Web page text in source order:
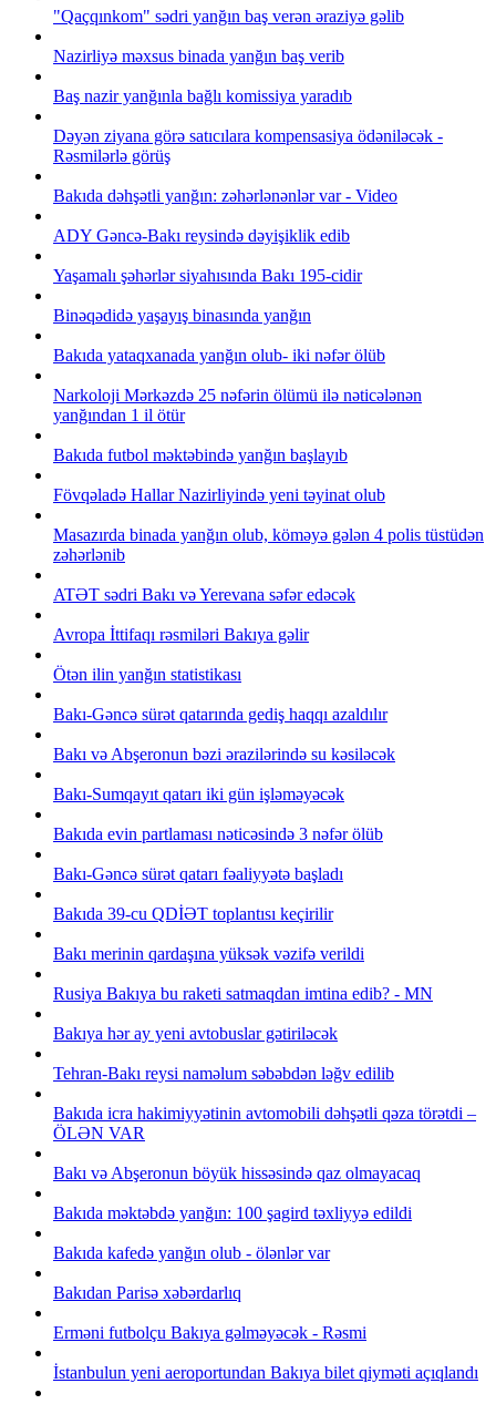
"Qaçqınkom" sədri yanğın baş verən əraziyə gəlib
Nazirliyə məxsus binada yanğın baş verib
Baş nazir yanğınla bağlı komissiya yaradıb
Dəyən ziyana görə satıcılara kompensasiya ödəniləcək -
Rəsmilərlə görüş
Bakıda dəhşətli yanğın: zəhərlənənlər var - Video
ADY Gəncə-Bakı reysində dəyişiklik edib
Yaşamalı şəhərlər siyahısında Bakı 195-cidir
Binəqədidə yaşayış binasında yanğın
Bakıda yataqxanada yanğın olub- iki nəfər ölüb
Narkoloji Mərkəzdə 25 nəfərin ölümü ilə nəticələnən
yanğından 1 il ötür
Bakıda futbol məktəbində yanğın başlayıb
Fövqəladə Hallar Nazirliyində yeni təyinat olub
Masazırda binada yanğın olub, köməyə gələn 4 polis tüstüdən
zəhərlənib
ATƏT sədri Bakı və Yerevana səfər edəcək
Avropa İttifaqı rəsmiləri Bakıya gəlir
Ötən ilin yanğın statistikası
Bakı-Gəncə sürət qatarında gediş haqqı azaldılır
Bakı və Abşeronun bəzi ərazilərində su kəsiləcək
Bakı-Sumqayıt qatarı iki gün işləməyəcək
Bakıda evin partlaması nəticəsində 3 nəfər ölüb
Bakı-Gəncə sürət qatarı fəaliyyətə başladı
Bakıda 39-cu QDİƏT toplantısı keçirilir
Bakı merinin qardaşına yüksək vəzifə verildi
Rusiya Bakıya bu raketi satmaqdan imtina edib? - MN
Bakıya hər ay yeni avtobuslar gətiriləcək
Tehran-Bakı reysi naməlum səbəbdən ləğv edilib
Bakıda icra hakimiyyətinin avtomobili dəhşətli qəza törətdi –
ÖLƏN VAR
Bakı və Abşeronun böyük hissəsində qaz olmayacaq
Bakıda məktəbdə yanğın: 100 şagird təxliyyə edildi
Bakıda kafedə yanğın olub - ölənlər var
Bakıdan Parisə xəbərdarlıq
Erməni futbolçu Bakıya gəlməyəcək - Rəsmi
İstanbulun yeni aeroportundan Bakıya bilet qiyməti açıqlandı